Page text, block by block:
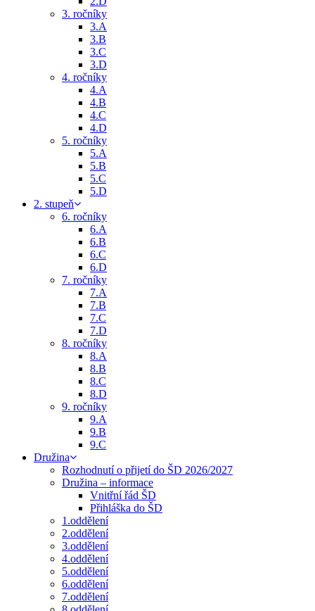
3. ročníky
3.A
3.B
3.C
3.D
4. ročníky
4.A
4.B
4.C
4.D
5. ročníky
5.A
5.B
5.C
5.D
2. stupeň
6. ročníky
6.A
6.B
6.C
6.D
7. ročníky
7.A
7.B
7.C
7.D
8. ročníky
8.A
8.B
8.C
8.D
9. ročníky
9.A
9.B
9.C
Družina
Rozhodnutí o přijetí do ŠD 2026/2027
Družina – informace
Vnitřní řád ŠD
Přihláška do ŠD
1.oddělení
2.oddělení
3.oddělení
4.oddělení
5.oddělení
6.oddělení
7.oddělení